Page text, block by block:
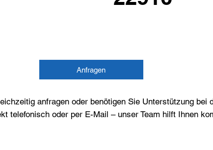
Anfragen
anfragen oder benötigen Sie Unterstützung bei
telefonisch oder per E-Mail – unser Team hilft Ihnen